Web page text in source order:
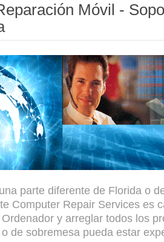
Móvil -
parte diferente de Florida o
Computer Repair Services es
y arreglar todos los
de sobremesa pueda estar